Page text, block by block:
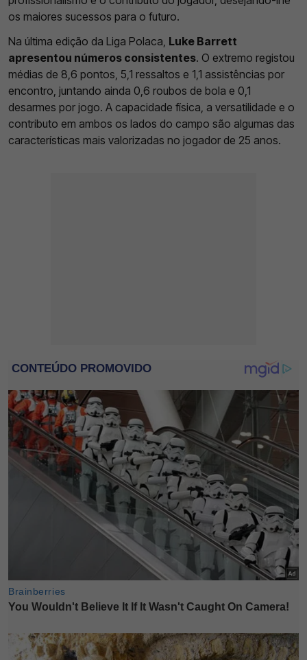
os maiores sucessos para o futuro.
Na última edição da Liga Polaca, Luke Barrett
apresentou números consistentes. O extremo registou
médias de 8,6 pontos, 5,1 ressaltos e 1,1 assistências por
encontro, juntando ainda 0,6 roubos de bola e 0,1
desarmes por jogo. A capacidade física, a versatilidade e o
contributo em ambos os lados do campo são algumas das
características mais valorizadas no jogador de 25 anos.